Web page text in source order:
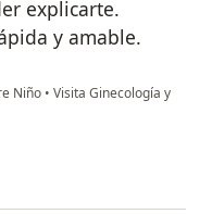
explicarte.
y amable.
Niño • Visita Ginecología y